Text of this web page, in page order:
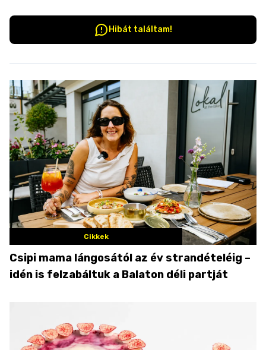
Hibát találtam!
Cikkek
Csipi mama lángosától az év strandételéig –
idén is felzabáltuk a Balaton déli partját